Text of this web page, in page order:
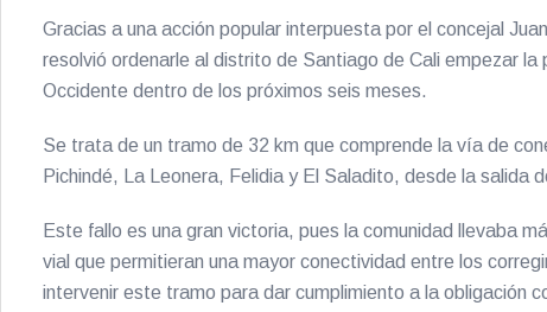
Gracias a una acción popular interpuesta por el concejal
resolvió ordenarle al distrito de Santiago de Cali empezar
Occidente dentro de los próximos seis meses.
Se trata de un tramo de 32 km que comprende la vía de
Pichindé, La Leonera, Felidia y El Saladito, desde la salida
Este fallo es una gran victoria, pues la comunidad llevaba
vial que permitieran una mayor conectividad entre los
intervenir este tramo para dar cumplimiento a la obligación